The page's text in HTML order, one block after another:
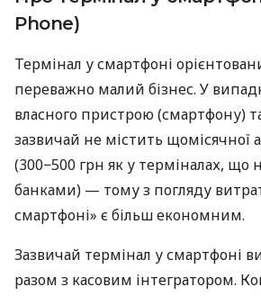
Phone)
Термінал у смартфоні
переважно малий бізнес. У
власного пристрою (смартфону)
зазвичай не містить щомісячної
(300−500 грн як у терміналах, що
банками) — тому з погляду
смартфоні» є більш економним.
Зазвичай термінал у смартфоні
разом з касовим інтегратором.